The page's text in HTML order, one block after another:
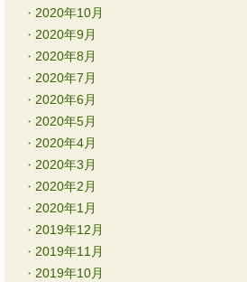
2020年10月
2020年9月
2020年8月
2020年7月
2020年6月
2020年5月
2020年4月
2020年3月
2020年2月
2020年1月
2019年12月
2019年11月
2019年10月